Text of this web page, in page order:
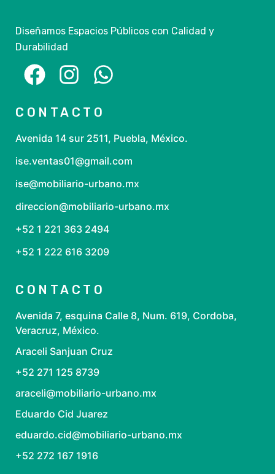
Diseñamos Espacios Públicos con Calidad y
Durabilidad
CONTACTO
Avenida 14 sur 2511, Puebla, México.
ise.ventas01@gmail.com
ise@mobiliario-urbano.mx
direccion@mobiliario-urbano.mx
+52 1 221 363 2494
+52 1 222 616 3209
CONTACTO
Avenida 7, esquina Calle 8, Num. 619, Cordoba,
Veracruz, México.
Araceli Sanjuan Cruz
+52 271 125 8739
araceli@mobiliario-urbano.mx
Eduardo Cid Juarez
eduardo.cid@mobiliario-urbano.mx
+52 272 167 1916